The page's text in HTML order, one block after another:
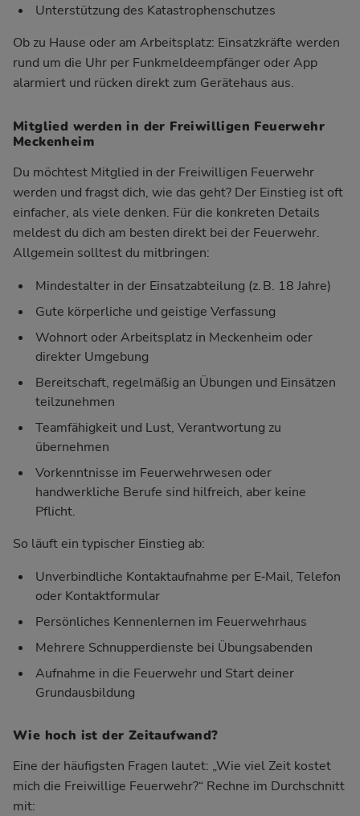
Unterstützung des Katastrophenschutzes
Ob zu Hause oder am Arbeitsplatz: Einsatzkräfte werden
rund um die Uhr per Funkmeldeempfänger oder App
alarmiert und rücken direkt zum Gerätehaus aus.
Mitglied werden in der Freiwilligen Feuerwehr
Meckenheim
Du möchtest Mitglied in der Freiwilligen Feuerwehr
werden und fragst dich, wie das geht? Der Einstieg ist oft
einfacher, als viele denken. Für die konkreten Details
meldest du dich am besten direkt bei der Feuerwehr.
Allgemein solltest du mitbringen:
Mindestalter in der Einsatzabteilung (z. B. 18 Jahre)
Gute körperliche und geistige Verfassung
Wohnort oder Arbeitsplatz in Meckenheim oder
direkter Umgebung
Bereitschaft, regelmäßig an Übungen und Einsätzen
teilzunehmen
Teamfähigkeit und Lust, Verantwortung zu
übernehmen
Vorkenntnisse im Feuerwehrwesen oder
handwerkliche Berufe sind hilfreich, aber keine
Pflicht.
So läuft ein typischer Einstieg ab:
Unverbindliche Kontaktaufnahme per E‑Mail, Telefon
oder Kontaktformular
Persönliches Kennenlernen im Feuerwehrhaus
Mehrere Schnupperdienste bei Übungsabenden
Aufnahme in die Feuerwehr und Start deiner
Grundausbildung
Wie hoch ist der Zeitaufwand?
Eine der häufigsten Fragen lautet: „Wie viel Zeit kostet
mich die Freiwillige Feuerwehr?“ Rechne im Durchschnitt
mit: